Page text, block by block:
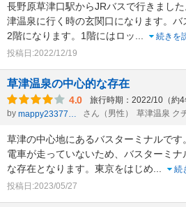
長野原草津口駅からJRバスで行きまし
津温泉に行く時の玄関口になります。バ
2階になります。1階にはロッ
続きを
投稿日:2022/12/19
草津温泉の中心的な存在
4.0 旅行時期：2022/10（約4
by
mappy23377803 さん（男性） 草津温泉 ク
草津の中心地にあるバスターミナルです
電車が走っていないため、バスターミナ
な存在となります。東京をはじめ
続
投稿日:2023/05/27